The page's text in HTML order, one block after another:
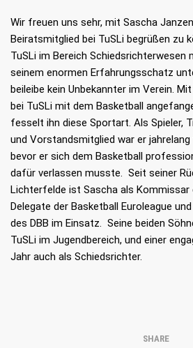
Wir freuen uns sehr, mit Sascha
Beiratsmitglied bei TuSLi begrüßen zu
TuSLi im Bereich Schiedsrichterwesen
seinem enormen Erfahrungsschatz
beileibe kein Unbekannter im Verein.
bei TuSLi mit dem Basketball
fesselt ihn diese Sportart. Als Spieler,
und Vorstandsmitglied war er
bevor er sich dem Basketball
dafür verlassen musste. Seit seiner
Lichterfelde ist Sascha als Kommissar
Delegate der Basketball Euroleague
des DBB im Einsatz. Seine beiden
TuSLi im Jugendbereich, und einer
Jahr auch als Schiedsrichter.
SHARE